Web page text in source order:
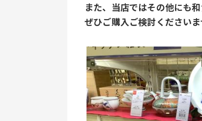
また、当店ではその他にも
ぜひご購入ご検討くださいま